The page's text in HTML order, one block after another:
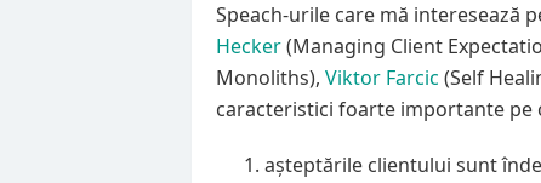
Speach-urile care mă interesează
Hecker(Managing Client
Monoliths), Viktor Farcic (Self
caracteristici foarte importante pe
așteptările clientului sunt